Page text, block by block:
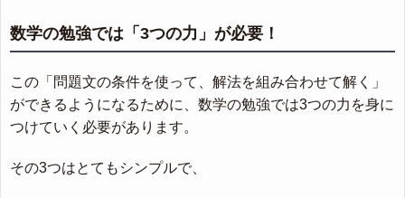
数学の勉強では「3つの力」が必要！
この「問題文の条件を使って、解法を組み合わせて解く」
ができるようになるために、数学の勉強では3つの力を身に
つけていく必要があります。
その3つはとてもシンプルで、